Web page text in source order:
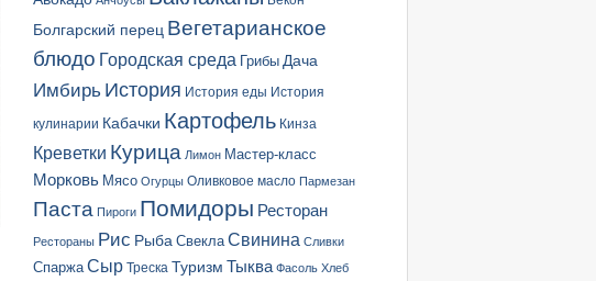
Болгарский перец Вегетарианское
блюдо Городская среда Грибы Дача
Имбирь История История еды История
кулинарии Кабачки Картофель Кинза
Креветки Курица Лимон Мастер-класс
Морковь Мясо Огурцы Оливковое масло Пармезан
Паста Пироги Помидоры Ресторан
Рестораны Рис Рыба Свекла Свинина Сливки
Спаржа Сыр Треска Туризм Тыква Фасоль Хлеб